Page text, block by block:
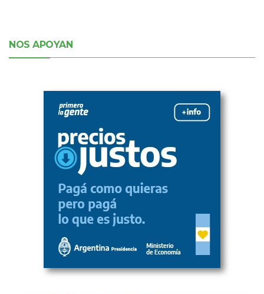
NOS APOYAN